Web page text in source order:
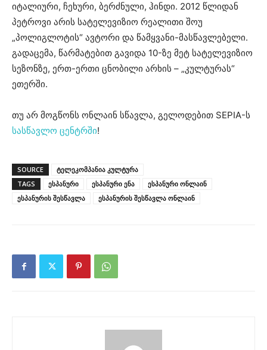
იტალიური, ჩეხური, ბერძნული, ჰინდი. 2012 წლიდან
პეტროვი არის სატელევიზიო რეალითი შოუ
„პოლიგლოტის“ ავტორი და წამყვანი-მასწავლებელი.
გადაცემა, წარმატებით გავიდა 10-ზე მეტ სატელევიზიო
სეზონზე, ერთ-ერთი ცნობილი არხის – „კულტურას“
ეთერში.
თუ არ მოგწონს ონლაინ სწავლა, გელოდებით SEPIA-ს
სასწავლო ცენტრში!
SOURCE
ტელეკომპანია კულტურა
TAGS
ესპანური ესპანური ენა
ესპანური ონლაინ
ესპანურის შესწავლა
ესპანურის შესწავლა ონლაინ